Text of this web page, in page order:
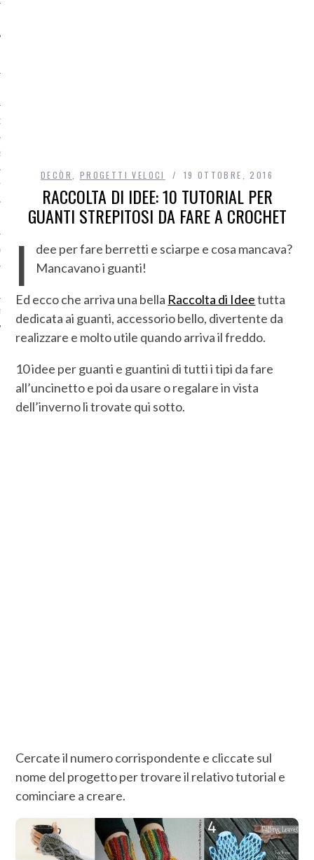
DI ACCESSO AI DATI
DECÒR PROGETTI VELOCI 19 OTTOBRE, 2016
RACCOLTA DI IDEE: 10 TUTORIAL PER
GUANTI STREPITOSI DA FARE A CROCHET
I
dee per fare berretti e sciarpe e cosa mancava?
Mancavano i guanti!
Ed ecco che arriva una bella Raccolta di Ideetutta
dedicata ai guanti, accessorio bello, divertente da
realizzare e molto utile quando arriva il freddo.
10 idee per guanti e guantini di tutti i tipi da fare
all’uncinetto e poi da usare o regalare in vista
dell’inverno li trovate qui sotto.
Cercate il numero corrispondente e cliccate sul
nome del progetto per trovare il relativo tutorial e
cominciare a creare.